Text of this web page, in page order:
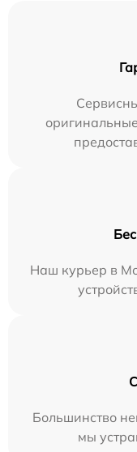
Наш курьер в
Большинство
мы